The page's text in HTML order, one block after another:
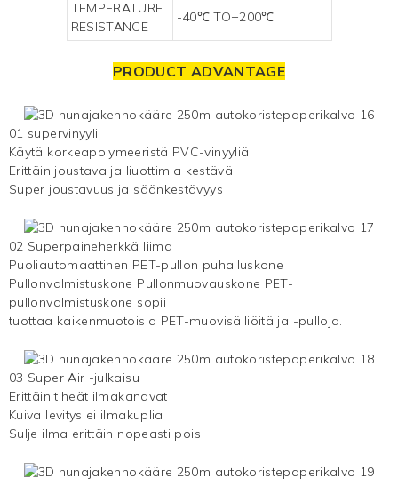
TEMPERATURE
RESISTANCE
-40℃ TO+200℃
PRODUCT ADVANTAGE
01 supervinyyli
Käytä korkeapolymeeristä PVC-vinyyliä
Erittäin joustava ja liuottimia kestävä
Super joustavuus ja säänkestävyys
02 Superpaineherkkä liima
Puoliautomaattinen PET-pullon puhalluskone
Pullonvalmistuskone Pullonmuovauskone PET-
pullonvalmistuskone sopii
tuottaa kaikenmuotoisia PET-muovisäiliöitä ja -pulloja.
03 Super Air -julkaisu
Erittäin tiheät ilmakanavat
Kuiva levitys ei ilmakuplia
Sulje ilma erittäin nopeasti pois